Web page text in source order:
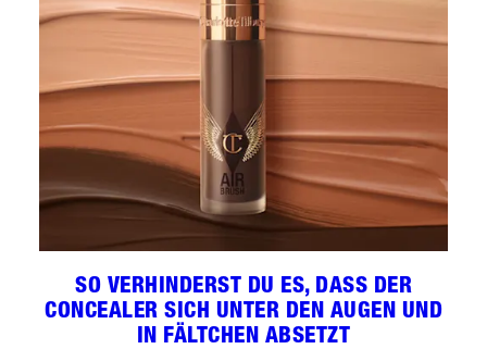
SO VERHINDERST DU ES, DASS DER
CONCEALER SICH UNTER DEN AUGEN UND
IN FÄLTCHEN ABSETZT